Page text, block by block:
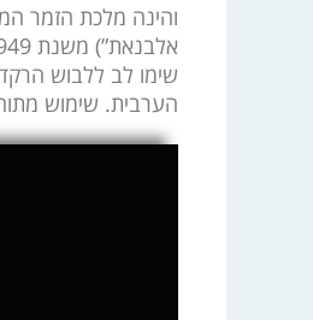
והינה מלכת הזמר
אלבנאת”) משנת 1949. כאן זה כבר
שימו לב ללבוש
הערבית. שימוש